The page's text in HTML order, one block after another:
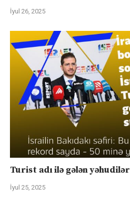
İyul 26, 2025
Turist adı ilə gələn yəhudilər
İyul 25, 2025